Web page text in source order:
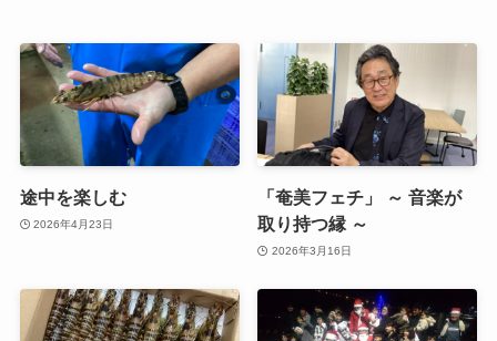
途中を楽しむ
2026年4月23日
「奄美フェチ」 ～ 音楽が
取り持つ縁 ～
2026年3月16日